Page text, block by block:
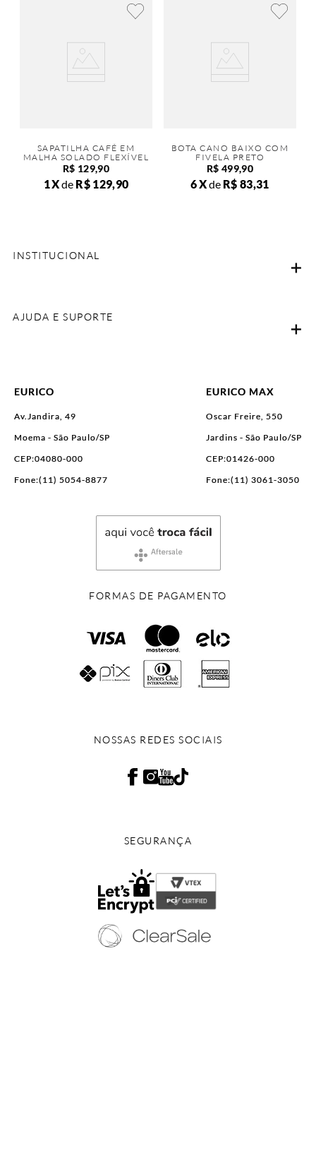
SAPATILHA CAFÉ EM
MALHA SOLADO FLEXÍVEL
R$ 129,90
1 de R$ 129,90
BOTA CANO BAIXO COM
FIVELA PRETO
R$ 499,90
6 de R$ 83,31
INSTITUCIONAL
AJUDA E SUPORTE
EURICO
Av.Jandira, 49
Moema - São Paulo/SP
CEP:04080-000
Fone:(11) 5054-8877
EURICO MAX
Oscar Freire, 550
Jardins - São Paulo/SP
CEP:01426-000
Fone:(11) 3061-3050
FORMAS DE PAGAMENTO
NOSSAS REDES SOCIAIS
SEGURANÇA